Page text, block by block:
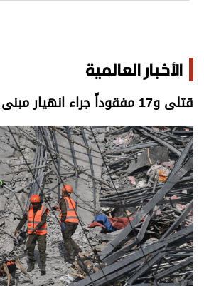
علوم الدار
اقتصاد
الترفيه
التعليم والمعرفة
الذكاء الاصطناعي
تغطيات
الأخبار العالمية
قتلى و17 مفقوداً جراء انهيار مبنى في الفلبين